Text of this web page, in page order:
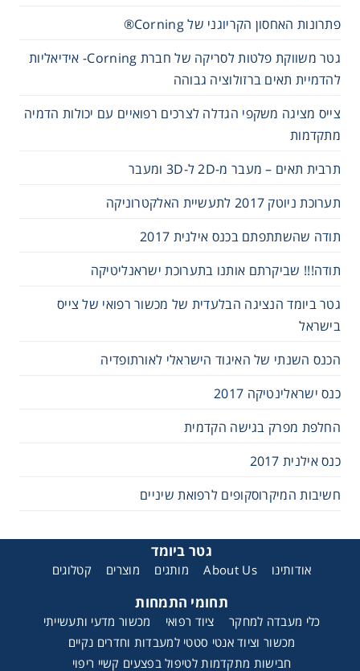
פתרונות האחסון הקריוגני של Corning®
גטר משווקת פלטות לסריקה של חברת Corning- אידיאליות
להדמיית תאים ברזולוציה גבוהה
צייס מציגה משקפי הגדלה לצרכים רפואיים עם יכולות הדמיה
מתקדמות
תרבית תאים – מעבר מ-2D ל-3D ומעבר
תערוכת ניוטק 2017 לתעשיית האלקטרוניקה
תודה שהשתתפתם בכנס אילנית 2017
תודה!!! שביקרתם אותנו בתערוכת ישראנליטיקה
גטר ביומד הנציגה הבלעדית של מכשור רפואי של צייס
בישראל
הכנס השנתי של האיגוד הישראלי לאורתופדיה
כנס ישראלינטיקה 2017
החלפת מפרק בגישה הקדמית
כנס אילנית 2017
חשיבות המיקרוסקופים לרפואת שיניים
גטר ביומד
אודותינו About Us מותגים מוצרים קטלוגים
תחומי התמחות
כלי מעבדה למחקר ציוד רפואי
מכשור מדעי ותעשייתי
מכשור וציוד אנטי סטטי למעבדות וחדרים נקיים
חבישות מתקדמות לטיפול בפצעים קשיי ריפוי